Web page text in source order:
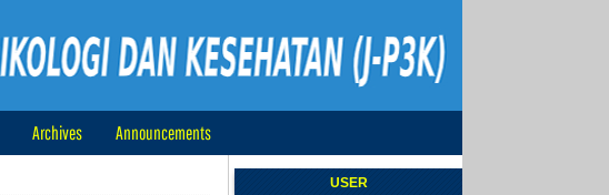
USER
Archives Announcements